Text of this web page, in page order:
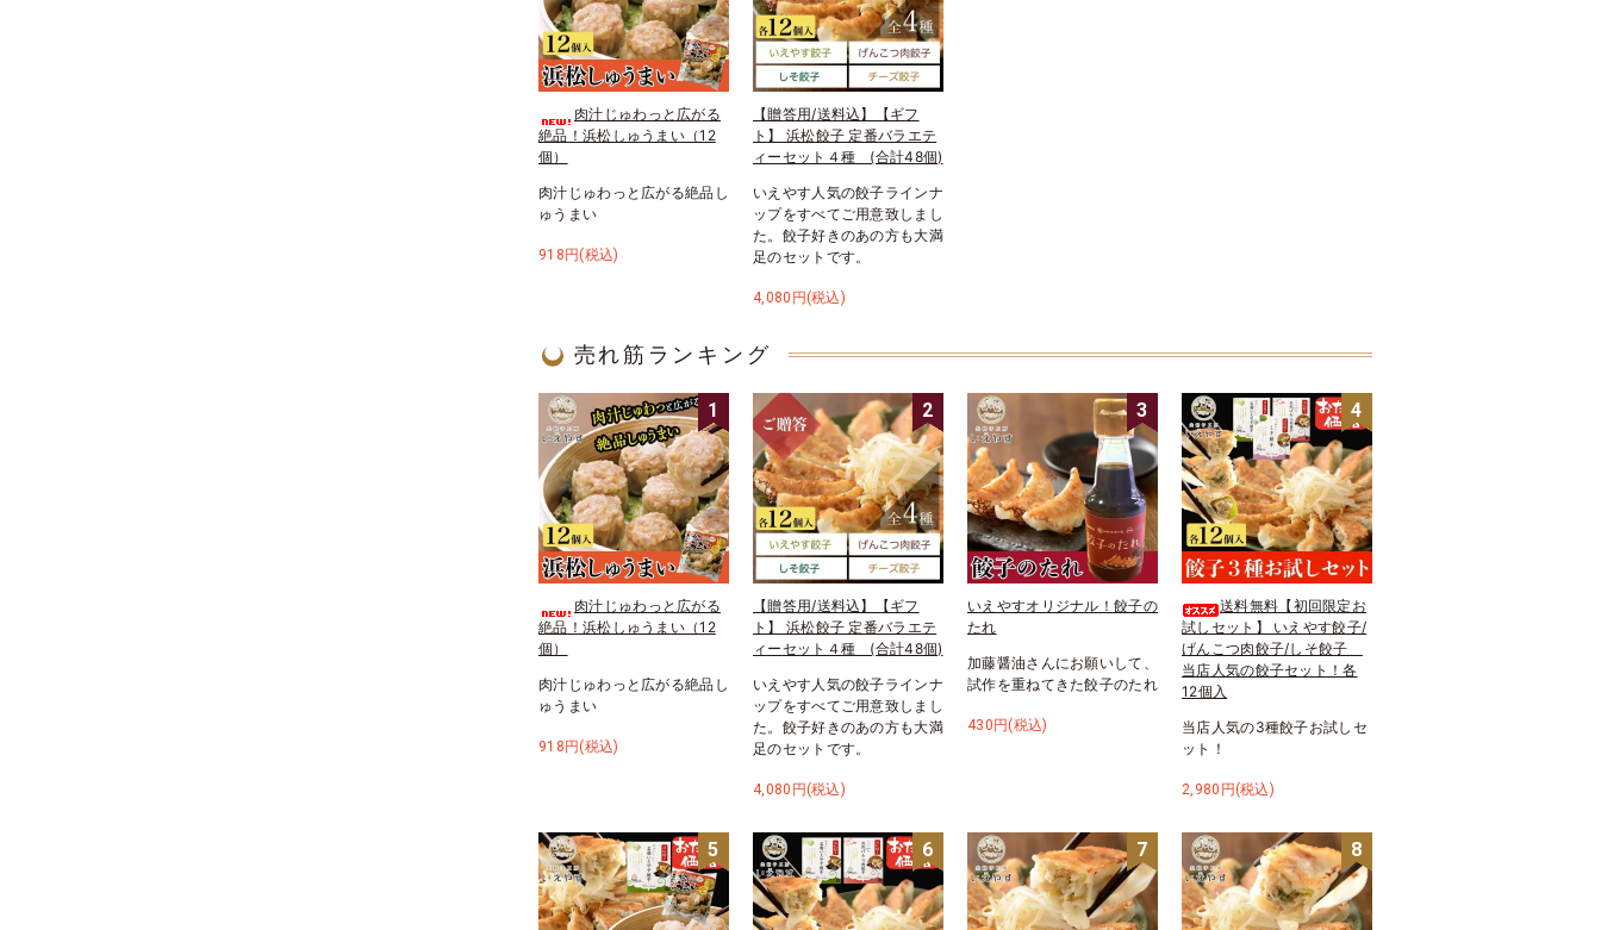
肉汁じゅわっと広がる
絶品！浜松しゅうまい（12
個）
肉汁じゅわっと広がる絶品し
ゅうまい
918円(税込)
【贈答用/送料込】【ギフ
ト】 浜松餃子 定番バラエテ
ィーセット４種 (合計48個)
いえやす人気の餃子ラインナ
ップをすべてご用意致しまし
た。餃子好きのあの方も大満
足のセットです。
4,080円(税込)
売れ筋ランキング
1
肉汁じゅわっと広がる
絶品！浜松しゅうまい（12
個）
肉汁じゅわっと広がる絶品し
ゅうまい
918円(税込)
2
【贈答用/送料込】【ギフ
ト】 浜松餃子 定番バラエテ
ィーセット４種 (合計48個)
いえやす人気の餃子ラインナ
ップをすべてご用意致しまし
た。餃子好きのあの方も大満
足のセットです。
4,080円(税込)
3
いえやすオリジナル！餃子の
たれ
加藤醤油さんにお願いして、
試作を重ねてきた餃子のたれ
430円(税込)
4
送料無料【初回限定お
試しセット】 いえやす餃子/
げんこつ肉餃子/しそ餃子
当店人気の餃子セット！各
12個入
当店人気の3種餃子お試しセ
ット！
2,980円(税込)
5 6 7 8